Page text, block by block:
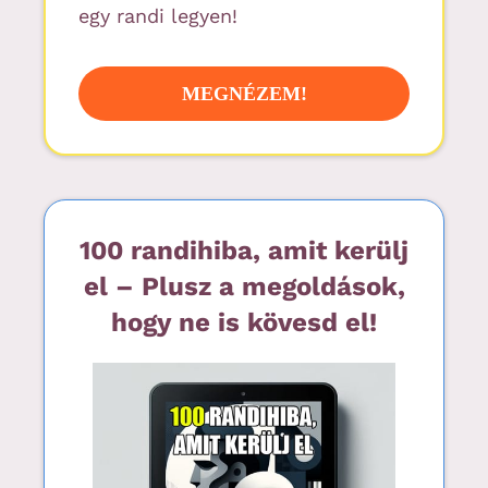
egy randi legyen!
MEGNÉZEM!
100 randihiba, amit kerülj
el – Plusz a megoldások,
hogy ne is kövesd el!